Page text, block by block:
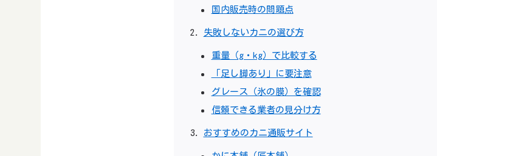
国内販売時の問題点
失敗しないカニの選び方
重量（g・kg）で比較する
「足し脚あり」に要注意
グレース（氷の膜）を確認
信頼できる業者の見分け方
おすすめのカニ通販サイト